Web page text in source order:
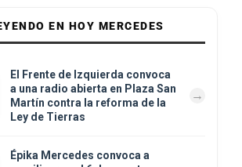
EN HOY MERCEDES
El Frente de Izquierda convoca
a una radio abierta en Plaza San
Martín contra la reforma de la
Ley de Tierras
Épika Mercedes convoca a